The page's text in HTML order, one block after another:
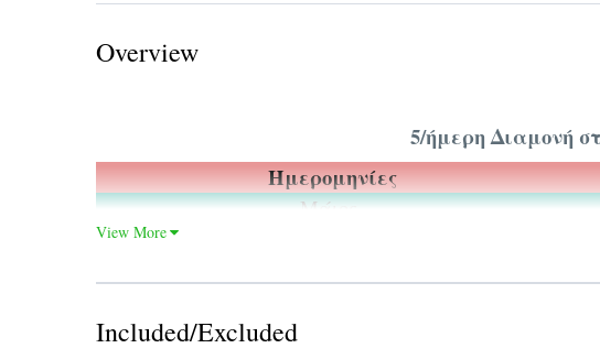
Overview
5/ήμερη Διαμονή
Ημερομηνίες
Μάιος
Λευκή και αστραφτερή, αγκαλιά με τα
View More
Included/Excluded